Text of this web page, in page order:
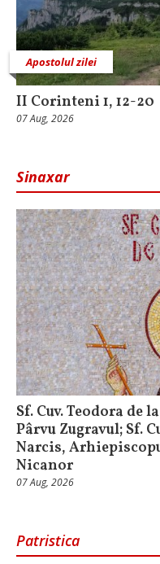
Apostolul zilei
II Corinteni 1, 12-20
07 Aug, 2026
Sinaxar
Sf. Cuv. Teodora de
Pârvu Zugravul; Sf.
Narcis,
Nicanor
07 Aug, 2026
Patristica